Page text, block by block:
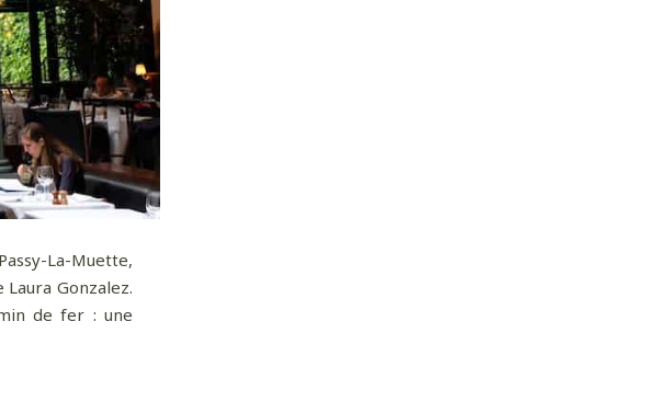
La-Muette,
Gonzalez.
de fer : une